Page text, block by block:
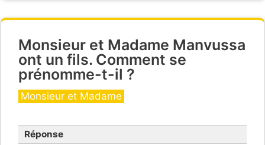
Monsieur et Madame Manvussa
ont un fils. Comment se
prénomme-t-il ?
Catégories
Monsieur et Madame
Réponse